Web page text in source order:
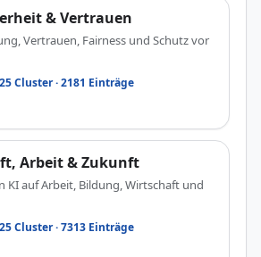
& Vertrauen
Vertrauen, Fairness und Schutz vor
Cluster · 2181 Einträge
Arbeit & Zukunft
KI auf Arbeit, Bildung, Wirtschaft und
Cluster · 7313 Einträge